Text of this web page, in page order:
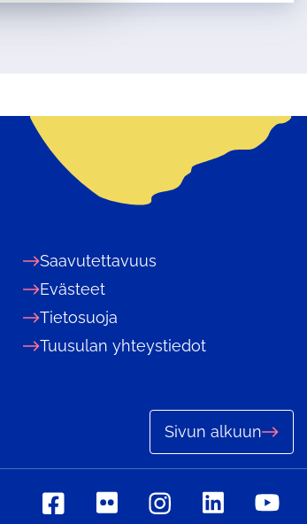
Saavutettavuus
Evästeet
Tietosuoja
Tuusulan yhteystiedot
Sivun alkuun
SosiaalinenSosiaalinenSosiaalinenSosiaalinen